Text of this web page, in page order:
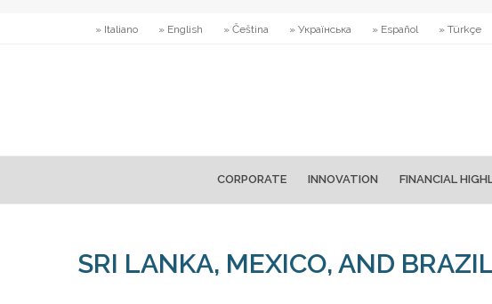
» Italiano » English » Čeština » Українська » Español » Türkçe
CORPORATE INNOVATION FINANCIAL
SRI LANKA, MEXICO, AND